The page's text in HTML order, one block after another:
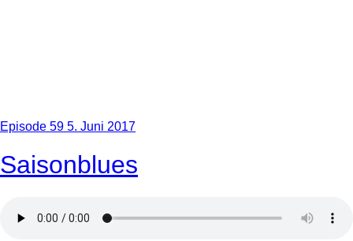
Episode 59 5. Juni 2017
Saisonblues